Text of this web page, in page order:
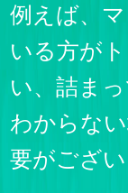
例えば、
いる方が
い、詰ま
わからな
要がござい